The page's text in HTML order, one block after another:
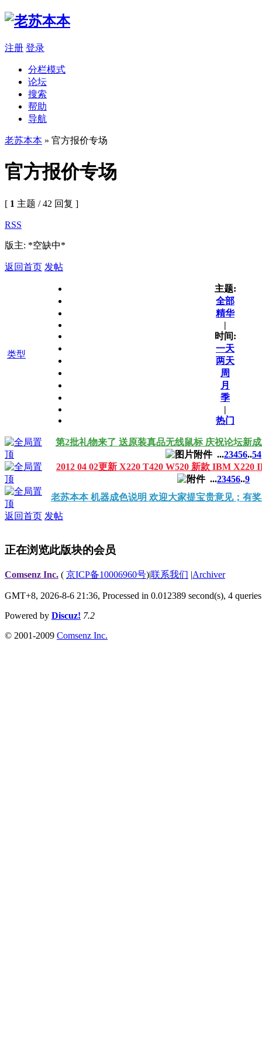
注册 登录
分栏模式
论坛
搜索
帮助
导航
老苏本本 » 官方报价专场
官方报价专场
[ 1 主题 / 42 回复 ]
RSS
版主: *空缺中*
返回首页 发帖
类型
主题:
全部
精华
|
时间:
一天
两天
周
月
季
|
热门
第2批礼物来了 送原装真品无线鼠标 庆祝论坛新
...23456..54
2012 04 02更新 X220 T420 W520 新款 IBM X220
...23456..9
老苏本本 机器成色说明 欢迎大家提宝贵意见；有
返回首页 发帖
正在浏览此版块的会员
Comsenz Inc. ( 京ICP备10006960号)|联系我们 |Archiver
GMT+8, 2026-8-6 21:36, Processed in 0.012389 second(s), 4 queries
Powered by Discuz! 7.2
© 2001-2009 Comsenz Inc.